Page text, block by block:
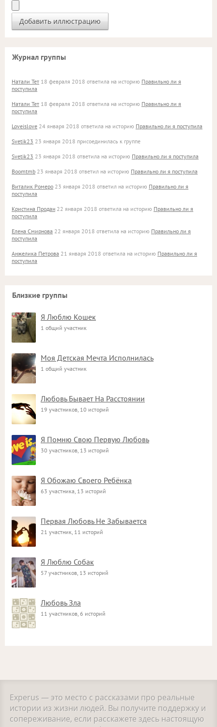
Журнал группы
Натали Тет 18 февраля 2018 ответила на историю Правильно ли я
поступила
Натали Тет 18 февраля 2018 ответила на историю Правильно ли я
поступила
Loveislove 24 января 2018 ответила на историю Правильно ли я поступила
Svetik23 23 января 2018 присоединилась к группе
Svetik23 23 января 2018 ответила на историю Правильно ли я поступила
Boomtmb 23 января 2018 ответил на историю Правильно ли я поступила
Виталик Ромеро 23 января 2018 ответил на историю Правильно ли я
поступила
Кристина Продан 22 января 2018 ответила на историю Правильно ли я
поступила
Елена Смирнова 22 января 2018 ответила на историю Правильно ли я
поступила
Анжелика Петрова 21 января 2018 ответила на историю Правильно ли я
поступила
Близкие группы
Я Люблю Кошек
1 общий участник
Моя Детская Мечта Исполнилась
1 общий участник
Любовь Бывает На Расстоянии
19 участников, 10 историй
Я Помню Свою Первую Любовь
30 участников, 13 историй
Я Обожаю Своего Ребёнка
63 участника, 13 историй
Первая Любовь Не Забывается
21 участник, 11 историй
Я Люблю Собак
57 участников, 13 историй
Любовь Зла
11 участников, 6 историй
Experus — это место с рассказами про реальные
истории из жизни людей. Вы получите поддержку и
сопереживание, если расскажете здесь настоящую